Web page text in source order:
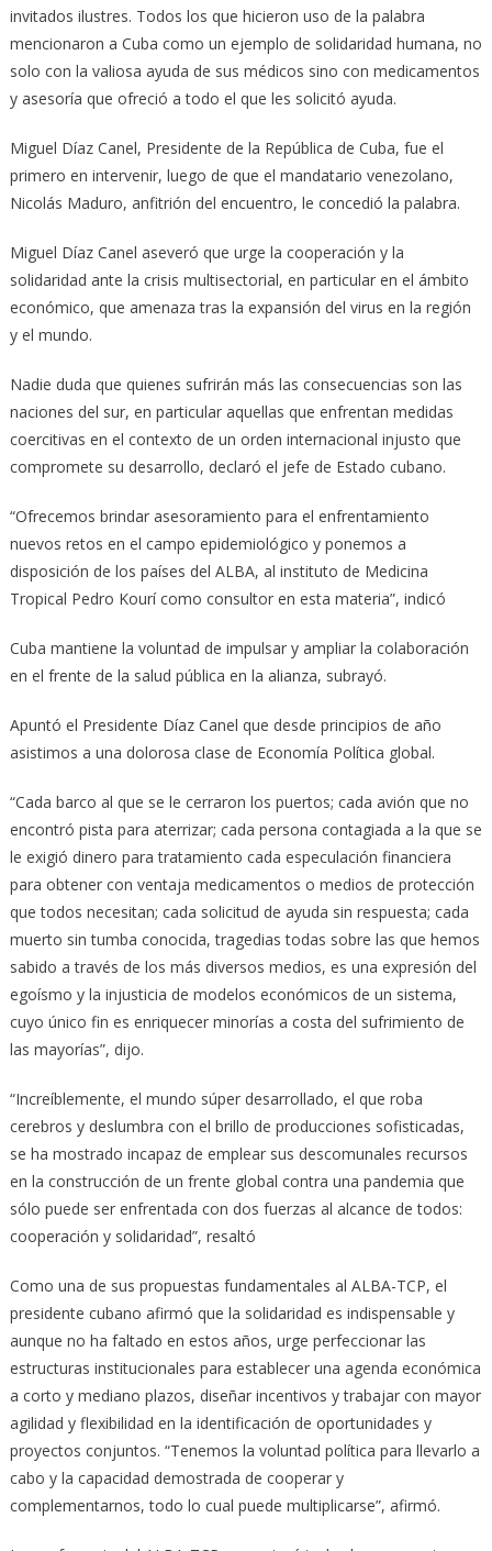
invitados ilustres. Todos los que hicieron uso de la palabra
mencionaron a Cuba como un ejemplo de solidaridad humana, no
solo con la valiosa ayuda de sus médicos sino con medicamentos
y asesoría que ofreció a todo el que les solicitó ayuda.
Miguel Díaz Canel, Presidente de la República de Cuba, fue el
primero en intervenir, luego de que el mandatario venezolano,
Nicolás Maduro, anfitrión del encuentro, le concedió la palabra.
Miguel Díaz Canel aseveró que urge la cooperación y la
solidaridad ante la crisis multisectorial, en particular en el ámbito
económico, que amenaza tras la expansión del virus en la región
y el mundo.
Nadie duda que quienes sufrirán más las consecuencias son las
naciones del sur, en particular aquellas que enfrentan medidas
coercitivas en el contexto de un orden internacional injusto que
compromete su desarrollo, declaró el jefe de Estado cubano.
“Ofrecemos brindar asesoramiento para el enfrentamiento
nuevos retos en el campo epidemiológico y ponemos a
disposición de los países del ALBA, al instituto de Medicina
Tropical Pedro Kourí como consultor en esta materia”, indicó
Cuba mantiene la voluntad de impulsar y ampliar la colaboración
en el frente de la salud pública en la alianza, subrayó.
Apuntó el Presidente Díaz Canel que desde principios de año
asistimos a una dolorosa clase de Economía Política global.
“Cada barco al que se le cerraron los puertos; cada avión que no
encontró pista para aterrizar; cada persona contagiada a la que se
le exigió dinero para tratamiento cada especulación financiera
para obtener con ventaja medicamentos o medios de protección
que todos necesitan; cada solicitud de ayuda sin respuesta; cada
muerto sin tumba conocida, tragedias todas sobre las que hemos
sabido a través de los más diversos medios, es una expresión del
egoísmo y la injusticia de modelos económicos de un sistema,
cuyo único fin es enriquecer minorías a costa del sufrimiento de
las mayorías”, dijo.
“Increíblemente, el mundo súper desarrollado, el que roba
cerebros y deslumbra con el brillo de producciones sofisticadas,
se ha mostrado incapaz de emplear sus descomunales recursos
en la construcción de un frente global contra una pandemia que
sólo puede ser enfrentada con dos fuerzas al alcance de todos:
cooperación y solidaridad”, resaltó
Como una de sus propuestas fundamentales al ALBA-TCP, el
presidente cubano afirmó que la solidaridad es indispensable y
aunque no ha faltado en estos años, urge perfeccionar las
estructuras institucionales para establecer una agenda económica
a corto y mediano plazos, diseñar incentivos y trabajar con mayor
agilidad y flexibilidad en la identificación de oportunidades y
proyectos conjuntos. “Tenemos la voluntad política para llevarlo a
cabo y la capacidad demostrada de cooperar y
complementarnos, todo lo cual puede multiplicarse”, afirmó.